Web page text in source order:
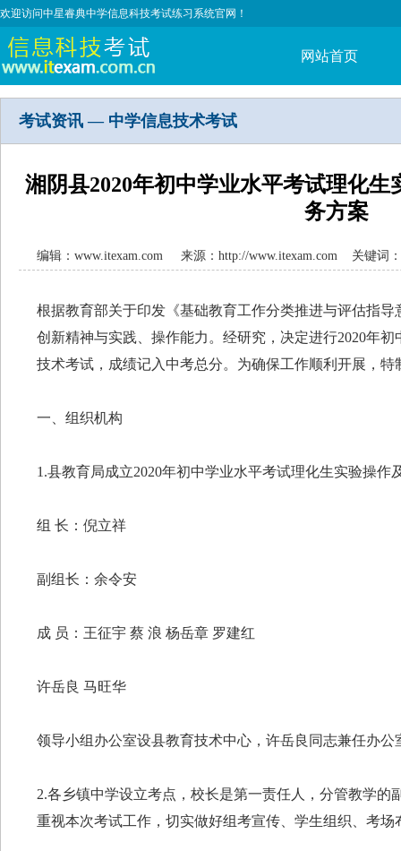
欢迎访问中星睿典中学信息科技考试练习系统官网！
网站首页
考试资讯 — 中学信息技术考试
湘阴县2020年初中学业水平考试理化
务方案
编辑：www.itexam.com 来源：http://www.itexam.com 关键
根据教育部关于印发《基础教育工作分类推进与评估指
创新精神与实践、操作能力。经研究，决定进行2020年
技术考试，成绩记入中考总分。为确保工作顺利开展，特
一、组织机构
1.县教育局成立2020年初中学业水平考试理化生实验操作
组 长：倪立祥
副组长：余令安
成 员：王征宇 蔡 浪 杨岳章 罗建红
许岳良 马旺华
领导小组办公室设县教育技术中心，许岳良同志兼任办公
2.各乡镇中学设立考点，校长是第一责任人，分管教学的
重视本次考试工作，切实做好组考宣传、学生组织、考